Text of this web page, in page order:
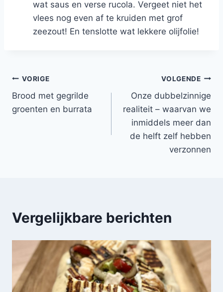
wat saus en verse rucola. Vergeet niet het
vlees nog even af te kruiden met grof
zeezout! En tenslotte wat lekkere olijfolie!
Bericht
navigatie
VORIGE
Brood met gegrilde
groenten en burrata
VOLGENDE
Onze dubbelzinnige
realiteit – waarvan we
inmiddels meer dan
de helft zelf hebben
verzonnen
Vergelijkbare berichten